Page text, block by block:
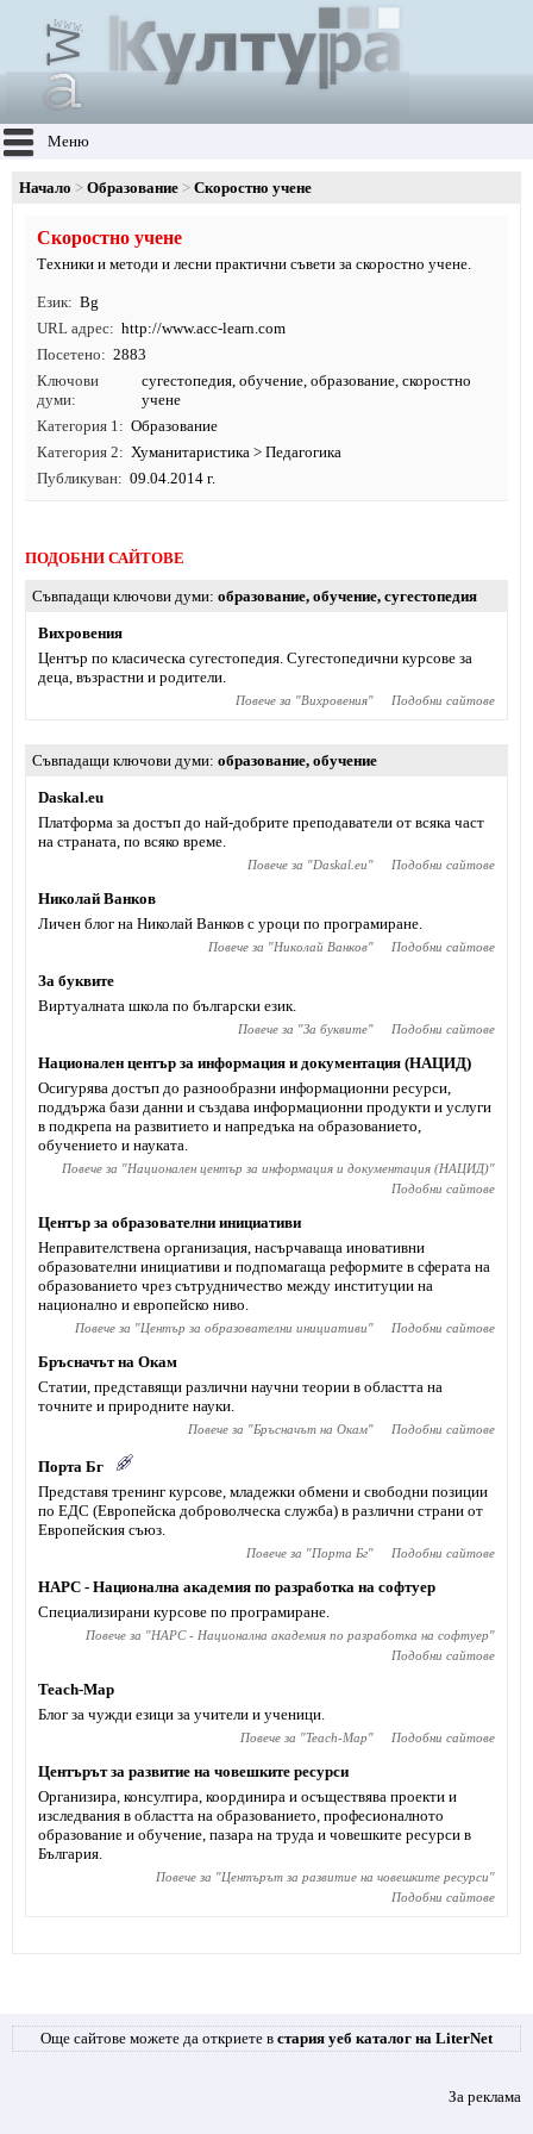
Меню
Начало Образование Скоростно учене
Скоростно учене
Техники и методи и лесни практични съвети за скоростно учене.
Език
Bg
URL адрес
http://www.acc-learn.com
Посетено
2883
Ключови
думи
сугестопедия,обучение,образование, скоростно
учене
Категория 1
Образование
Категория 2
Хуманитаристика > Педагогика
Публикуван
09.04.2014 г.
ПОДОБНИ САЙТОВЕ
Съвпадащи ключови думи образование, обучение, сугестопедия
Вихровения
Център по класическа сугестопедия. Сугестопедични курсове за
деца, възрастни и родители.
Повече за "Вихровения" Подобни сайтове
Съвпадащи ключови думи образование, обучение
Daskal.eu
Платформа за достъп до най-добрите преподаватели от всяка част
на страната, по всяко време.
Повече за "Daskal.eu" Подобни сайтове
Николай Ванков
Личен блог на Николай Ванков с уроци по програмиране.
Повече за "Николай Ванков" Подобни сайтове
За буквите
Виртуалната школа по български език.
Повече за "За буквите" Подобни сайтове
Национален център за информация и документация (НАЦИД)
Осигурява достъп до разнообразни информационни ресурси,
поддържа бази данни и създава информационни продукти и услуги
в подкрепа на развитието и напредъка на образованието,
обучението и науката.
Повече за "Национален център за информация и документация (НАЦИД)"
Подобни сайтове
Център за образователни инициативи
Неправителствена организация, насърчаваща иновативни
образователни инициативи и подпомагаща реформите в сферата на
образованието чрез сътрудничество между институции на
национално и европейско ниво.
Повече за "Център за образователни инициативи" Подобни сайтове
Бръсначът на Окам
Статии, представящи различни научни теории в областта на
точните и природните науки.
Повече за "Бръсначът на Окам" Подобни сайтове
Порта Бг
Представя тренинг курсове, младежки обмени и свободни позиции
по ЕДС (Европейска доброволческа служба) в различни страни от
Европейския съюз.
Повече за "Порта Бг" Подобни сайтове
НАРС - Национална академия по разработка на софтуер
Специализирани курсове по програмиране.
Повече за "НАРС - Национална академия по разработка на софтуер"
Подобни сайтове
Teach-Map
Блог за чужди езици за учители и ученици.
Повече за "Teach-Map" Подобни сайтове
Центърът за развитие на човешките ресурси
Организира, консултира, координира и осъществява проекти и
изследвания в областта на образованието, професионалното
образование и обучение, пазара на труда и човешките ресурси в
България.
Повече за "Центърът за развитие на човешките ресурси"
Подобни сайтове
Още сайтове можете да откриете в стария уеб каталог на LiterNet
За реклама